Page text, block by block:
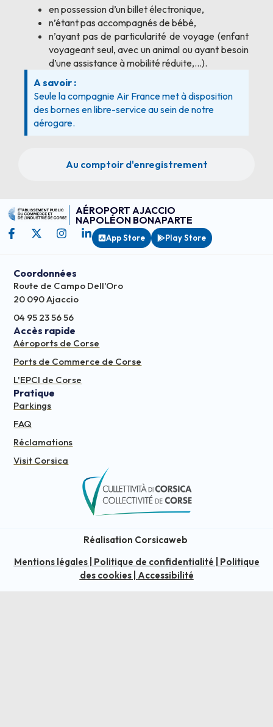
Au comptoir d'enregistrement
en possession d’un billet électronique,
n’étant pas accompagnés de bébé,
n’ayant pas de particularité de voyage (enfant
voyageant seul, avec un animal ou ayant besoin
d’une assistance à mobilité réduite,…).
A savoir :
Seule la compagnie Air France met à disposition
des bornes en libre-service au sein de notre
aérogare.
AÉROPORT AJACCIO
NAPOLÉON BONAPARTE
App Store Play Store
Coordonnées
Route de Campo Dell'Oro
20 090 Ajaccio
04 95 23 56 56
Accès rapide
Aéroports de Corse
Ports de Commerce de Corse
L'EPCI de Corse
Pratique
Parkings
FAQ
Réclamations
Visit Corsica
Réalisation Corsicaweb
Mentions légales| Politique de confidentialité
Politique
des cookies| Accessibilité